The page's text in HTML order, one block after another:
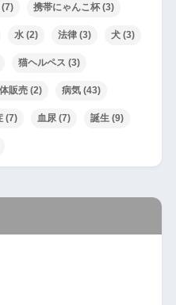
携帯にゃんこ杯(3)
水(2) 法律(3) 犬(3)
猫ヘルペス (3)
販売(2) 病気(43)
(7) 血尿 (7) 誕生(9)